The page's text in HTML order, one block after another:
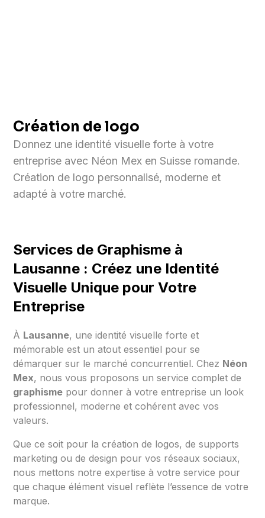
Création de logo
Donnez une identité visuelle forte à votre
entreprise avec Néon Mex en Suisse romande.
Création de logo personnalisé, moderne et
adapté à votre marché.
Services de Graphisme à
Lausanne : Créez une Identité
Visuelle Unique pour Votre
Entreprise
À Lausanne, une identité visuelle forte et
mémorable est un atout essentiel pour se
démarquer sur le marché concurrentiel. Chez Néon
Mex, nous vous proposons un service complet de
graphisme pour donner à votre entreprise un look
professionnel, moderne et cohérent avec vos
valeurs.
Que ce soit pour la création de logos, de supports
marketing ou de design pour vos réseaux sociaux,
nous mettons notre expertise à votre service pour
que chaque élément visuel reflète l’essence de votre
marque.